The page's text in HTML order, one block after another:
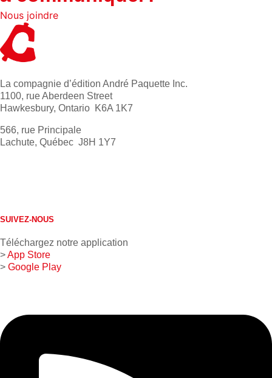
Nous joindre
La compagnie d’édition André Paquette Inc.
1100, rue Aberdeen Street
Hawkesbury, Ontario K6A 1K7
566, rue Principale
Lachute, Québec J8H 1Y7
SUIVEZ-NOUS
Téléchargez notre application
>App Store
> Google Play